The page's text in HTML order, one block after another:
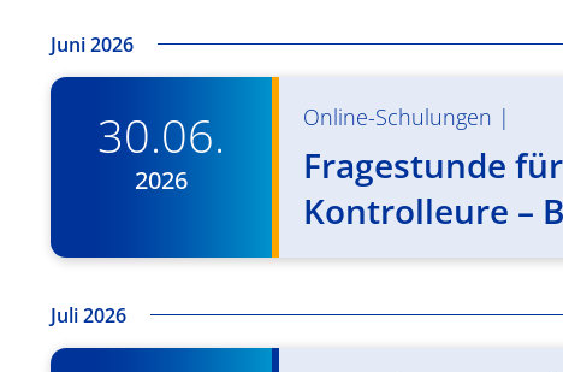
Ansichten,
Navigation
Schlüsselwort.
Juni 2026
30.06.
2026
Online-Schulungen |
Fragestunde
Kontrolleure –
Juli 2026